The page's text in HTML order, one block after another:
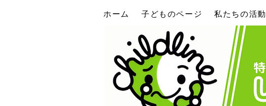
ホーム 子どものページ 私たちの活動